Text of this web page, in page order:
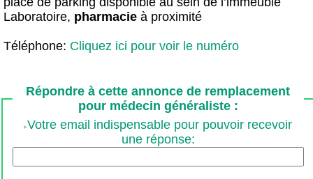
Laboratoire, pharmacie à proximité
Téléphone: Cliquez ici pour voir le numéro
Répondre à cette annonce de remplacement
pour médecin généraliste :
Votre email indispensable pour pouvoir recevoir
une réponse: